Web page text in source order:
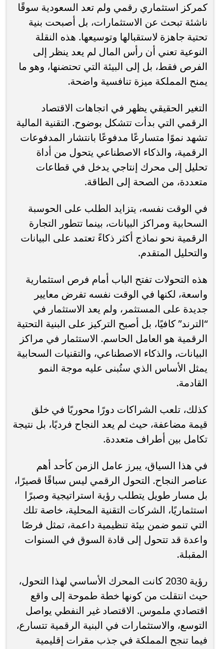
كمركز استثماري رقمي ولم تعد السعودية سوقًا
ناشئة تبحث عن الاستثمارات، بل أصبحت بنية
تحتية جاهزة لاستقبالها وتوسيعها. هذه النقلة
النوعية تعني أن رأس المال لم يعد ينظر إلى
الفرص فقط، بل إلى البيئة التي تحتضنها، وهو ما
يمنح المملكة ميزة تنافسية واضحة.
التغير الحقيقي يظهر في اتجاهات الاقتصاد
الرقمي التي بدأت تتشكل بوضوح. التقنية المالية
تشهد نموًا متسارعًا مدفوعًا بانتشار المدفوعات
الرقمية، والذكاء الاصطناعي يتحول من أداة
تحليل إلى محرك إنتاجي يدخل في قطاعات
متعددة، من الصحة إلى الطاقة.
في الوقت نفسه، يتزايد الطلب على الحوسبة
السحابية ومراكز البيانات، بينما تتطور التجارة
الرقمية نحو نماذج أكثر ذكاءً تعتمد على البيانات
والتحليل المتقدم.
هذه التحولات تفتح الباب أمام فرص استثمارية
واسعة، لكنها في الوقت نفسه تفرض معايير
جديدة على المستثمر، ولم يعد الاستثمار في
“الترند” كافيًا، بل أصبح التركيز على البنية التحتية
الرقمية هو العامل الحاسم. الاستثمار في مراكز
البيانات، والذكاء الاصطناعي، والتقنيات السحابية
يمثل الأساس الذي ستُبنى عليه موجة النمو
القادمة.
كذلك، تلعب الشراكات دورًا محوريًا في خلق
قيمة مضاعفة، حيث لم يعد النجاح فرديًا، بل نتيجة
تكامل بين أطراف متعددة.
في هذا السياق، يبرز عامل الزمن كأحد أهم
عناصر النجاح. التحول الرقمي ليس سباقًا قصيرًا،
بل مسار طويل يتطلب رؤية استراتيجية وصبرًا
استثماريًا، الشركات التقنية المحلية، خاصة تلك
التي تنمو ضمن بيئة تنظيمية داعمة، تمثل فرصًا
واعدة قد تتحول إلى قادة السوق في السنوات
المقبلة.
رؤية 2030 كانت المحرك الأساسي لهذا التحول،
حيث انتقلت من كونها خطة طموحة إلى واقع
اقتصادي ملموس. الاقتصاد غير النفطي يواصل
التوسع، والاستثمارات في البنية الرقمية تتسارع،
فيما تنجح المملكة في جذب مقرات إقليمية